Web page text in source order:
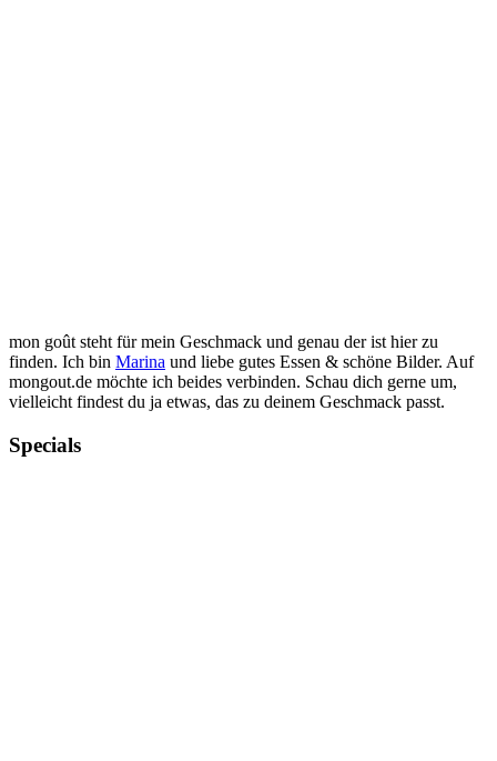
mon goût steht für mein Geschmack und genau der ist hier zu
finden. Ich bin Marina und liebe gutes Essen & schöne Bilder. Auf
mongout.de möchte ich beides verbinden. Schau dich gerne um,
vielleicht findest du ja etwas, das zu deinem Geschmack passt.
Specials